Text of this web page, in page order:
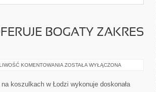
BOGATY ZAKRES
KOMENTOWANIA SIŁOWNIA
BOGATY
ZAKRES
ZOSTAŁA WYŁĄCZONA
na koszulkach w Łodzi wykonuje doskonała